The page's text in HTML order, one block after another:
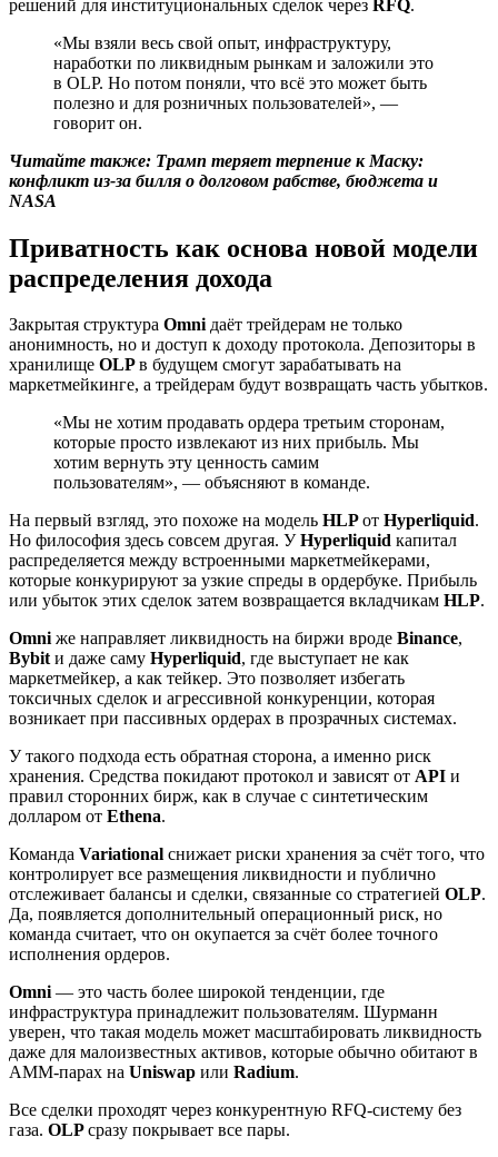
решений для институциональных сделок через RFQ.
«Мы взяли весь свой опыт, инфраструктуру,
наработки по ликвидным рынкам и заложили это
в OLP. Но потом поняли, что всё это может быть
полезно и для розничных пользователей», —
говорит он.
Читайте также: Трамп теряет терпение к Маску:
конфликт из-за билля о долговом рабстве, бюджета и
NASA
Приватность как основа новой модели
распределения дохода
Закрытая структура Omniдаёт трейдерам не только
анонимность, но и доступ к доходу протокола. Депозиторы в
хранилище OLPв будущем смогут зарабатывать на
маркетмейкинге, а трейдерам будут возвращать часть убытков.
«Мы не хотим продавать ордера третьим сторонам,
которые просто извлекают из них прибыль. Мы
хотим вернуть эту ценность самим
пользователям», — объясняют в команде.
На первый взгляд, это похоже на модель HLPот Hyperliquid.
Но философия здесь совсем другая. УHyperliquid капитал
распределяется между встроенными маркетмейкерами,
которые конкурируют за узкие спреды в ордербуке. Прибыль
или убыток этих сделок затем возвращается вкладчикам HLP.
Omniже направляет ликвидность на биржи вроде Binance,
Bybitи даже саму Hyperliquid, где выступает не как
маркетмейкер, а как тейкер. Это позволяет избегать
токсичных сделок и агрессивной конкуренции, которая
возникает при пассивных ордерах в прозрачных системах.
У такого подхода есть обратная сторона, а именно риск
хранения. Средства покидают протокол и зависят от API и
правил сторонних бирж, как в случае с синтетическим
долларом от Ethena.
Команда Variational снижает риски хранения за счёт того, что
контролирует все размещения ликвидности и публично
отслеживает балансы и сделки, связанные со стратегией OLP.
Да, появляется дополнительный операционный риск, но
команда считает, что он окупается за счёт более точного
исполнения ордеров.
Omni— это часть более широкой тенденции, где
инфраструктура принадлежит пользователям. Шурманн
уверен, что такая модель может масштабировать ликвидность
даже для малоизвестных активов, которые обычно обитают в
AMM-парах на Uniswap или Radium.
Все сделки проходят через конкурентную RFQ-систему без
газа. OLPсразу покрывает все пары.